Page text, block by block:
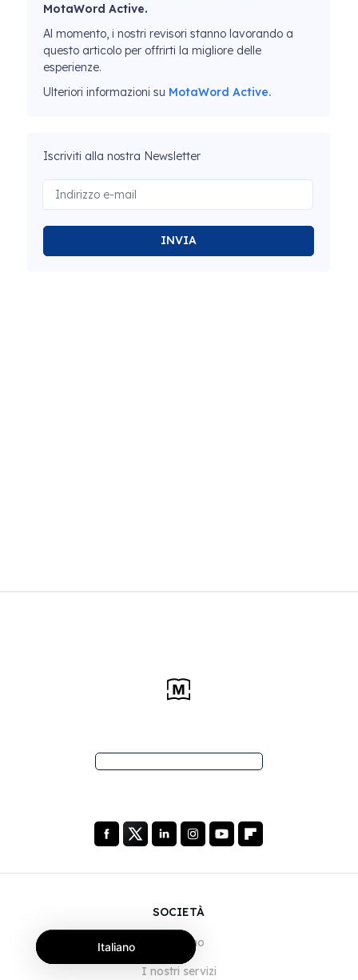
MotaWord Active.
Al momento, i nostri revisori stanno lavorando a
questo articolo per offrirti la migliore delle
esperienze.
Ulteriori informazioni su MotaWord Active.
Iscriviti alla nostra Newsletter
INVIA
SOCIETÀ
Chi siamo
I nostri servizi
Italiano